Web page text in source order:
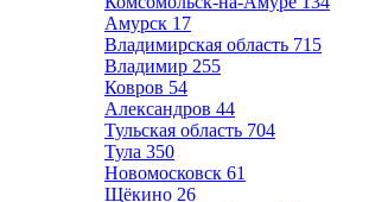
Амурск 17
Владимирская область 715
Владимир 255
Ковров 54
Александров 44
Тульская область 704
Тула 350
Новомосковск 61
Щёкино 26